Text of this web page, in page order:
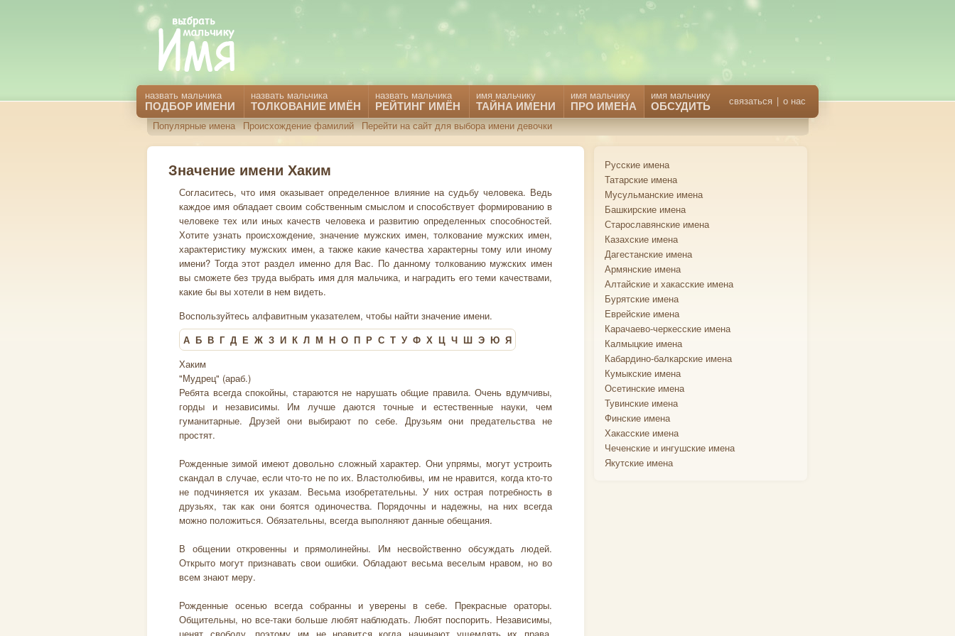
назвать мальчика
ПОДБОР ИМЕНИ
назвать мальчика
ТОЛКОВАНИЕ ИМЁН
назвать мальчика
РЕЙТИНГ ИМЁН
имя мальчику
ТАЙНА ИМЕНИ
имя мальчику
ПРО ИМЕНА
имя мальчику
ОБСУДИТЬ связаться | о нас
Популярные имена Происхождение фамилий Перейти на сайт для выбора имени девочки
Значение имени Хаким
Согласитесь, что имя оказывает определенное влияние на судьбу человека. Ведь
каждое имя обладает своим собственным смыслом и способствует формированию в
человеке тех или иных качеств человека и развитию определенных способностей.
Хотите узнать происхождение, значение мужских имен, толкование мужских имен,
характеристику мужских имен, а также какие качества характерны тому или иному
имени? Тогда этот раздел именно для Вас. По данному толкованию мужских имен
вы сможете без труда выбрать имя для мальчика, и наградить его теми качествами,
какие бы вы хотели в нем видеть.
Воспользуйтесь алфавитным указателем, чтобы найти значение имени.
А Б В Г Д Е Ж З И К Л М Н О П Р С Т У Ф Х Ц Ч Ш Э Ю Я
Хаким
"Мудрец" (араб.)
Ребята всегда спокойны, стараются не нарушать общие правила. Очень вдумчивы,
горды и независимы. Им лучше даются точные и естественные науки, чем
гуманитарные. Друзей они выбирают по себе. Друзьям они предательства не
простят.
Рожденные зимой имеют довольно сложный характер. Они упрямы, могут устроить
скандал в случае, если что-то не по их. Властолюбивы, им не нравится, когда кто-то
не подчиняется их указам. Весьма изобретательны. У них острая потребность в
друзьях, так как они боятся одиночества. Порядочны и надежны, на них всегда
можно положиться. Обязательны, всегда выполняют данные обещания.
В общении откровенны и прямолинейны. Им несвойственно обсуждать людей.
Открыто могут признавать свои ошибки. Обладают весьма веселым нравом, но во
всем знают меру.
Рожденные осенью всегда собранны и уверены в себе. Прекрасные ораторы.
Общительны, но все-таки больше любят наблюдать. Любят поспорить. Независимы,
Русские имена
Татарские имена
Мусульманские имена
Башкирские имена
Старославянские имена
Казахские имена
Дагестанские имена
Армянские имена
Алтайские и хакасские имена
Бурятские имена
Еврейские имена
Карачаево-черкесские имена
Калмыцкие имена
Кабардино-балкарские имена
Кумыкские имена
Осетинские имена
Тувинские имена
Финские имена
Хакасские имена
Чеченские и ингушские имена
Якутские имена